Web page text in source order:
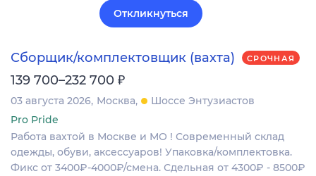
Откликнуться
Сборщик/комплектовщик (вахта) СРОЧНАЯ
139 700–232 700 ₽
03 августа 2026 Москва
Шоссе Энтузиастов
Pro Pride
Работа вахтой в Москве и МО ! Современный склад
одежды, обуви, аксессуаров! Упаковка/комплектовка.
Фикс от 3400₽-4000₽/смена. Сдельная от 4300₽ - 8500₽